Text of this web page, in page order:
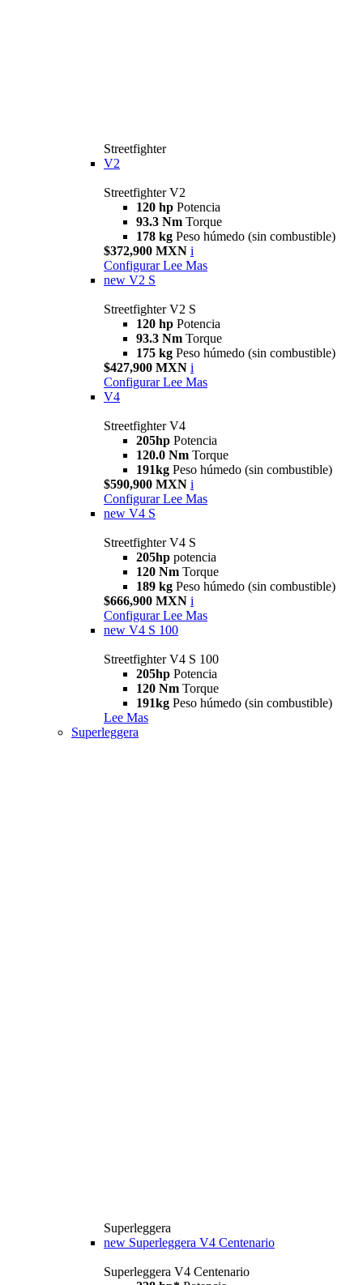
Streetfighter
V2
Streetfighter V2
120 hp Potencia
93.3 Nm Torque
178 kg Peso húmedo (sin combustible)
$372,900 MXN i
Configurar Lee Mas
new V2 S
Streetfighter V2 S
120 hp Potencia
93.3 Nm Torque
175 kg Peso húmedo (sin combustible)
$427,900 MXN i
Configurar Lee Mas
V4
Streetfighter V4
205hp Potencia
120.0 Nm Torque
191kg Peso húmedo (sin combustible)
$590,900 MXN i
Configurar Lee Mas
new V4 S
Streetfighter V4 S
205hp potencia
120 Nm Torque
189 kg Peso húmedo (sin combustible)
$666,900 MXN i
Configurar Lee Mas
new V4 S 100
Streetfighter V4 S 100
205hp Potencia
120 Nm Torque
191kg Peso húmedo (sin combustible)
Lee Mas
Superleggera
Superleggera
new Superleggera V4 Centenario
Superleggera V4 Centenario